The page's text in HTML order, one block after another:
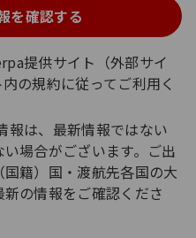
を確認する
提供サイト（外部サイ
の規約に従ってご利用く
報は、最新情報ではない
場合がございます。ご出
籍）国・渡航先各国の大
の情報をご確認くださ